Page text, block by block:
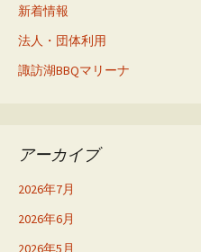
新着情報
法人・団体利用
諏訪湖BBQマリーナ
アーカイブ
2026年7月
2026年6月
2026年5月